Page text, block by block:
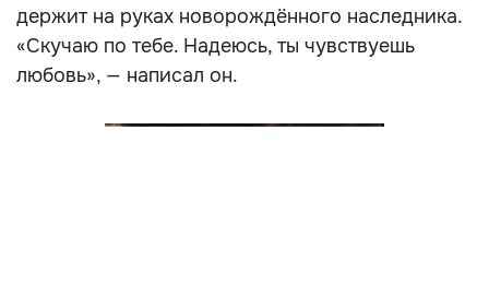
держит на руках новорождённого наследника.
«Скучаю по тебе. Надеюсь, ты чувствуешь
любовь», — написал он.